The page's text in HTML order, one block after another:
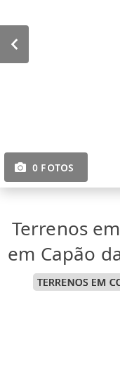
0 FOTOS
Terrenos
em Capão
TERRENOS EM